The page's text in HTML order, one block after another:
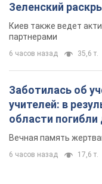
Зеленский
Киев также ведет
партнерами
6 часов назад 35,6 т.
Заботилась об
учителей: в
области погибли
муж и внук
Вечная память
6 часов назад 17,6 т.